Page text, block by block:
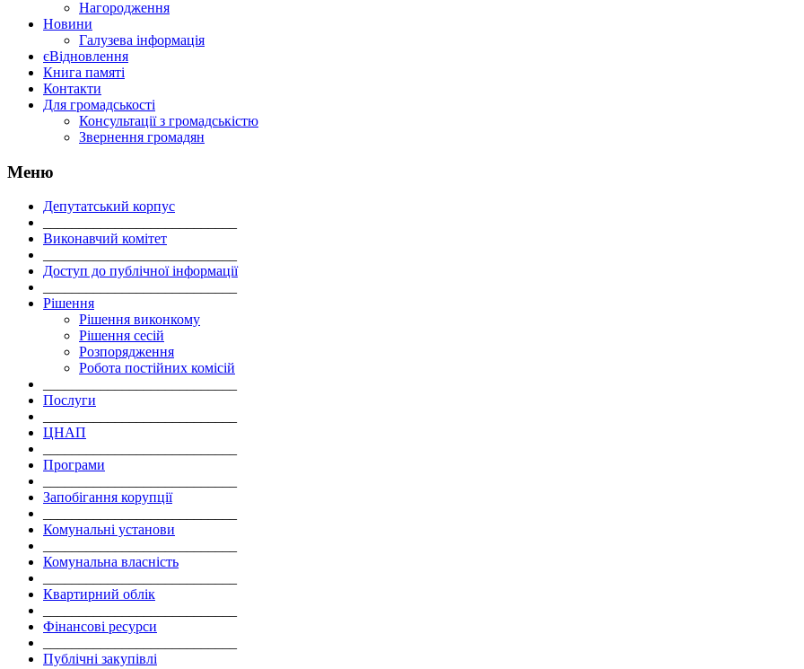
Нагородження
Новини
Галузева інформація
єВідновлення
Книга памяті
Контакти
Для громадськості
Консультації з громадськістю
Звернення громадян
Меню
Депутатський корпус
Виконавчий комітет
Доступ до публічної інформації
Рішення
Рішення виконкому
Рішення сесій
Розпорядження
Робота постійних комісій
Послуги
ЦНАП
Програми
Запобігання корупції
Комунальні установи
Комунальна власність
Квартирний облік
Фінансові ресурси
Публічні закупівлі